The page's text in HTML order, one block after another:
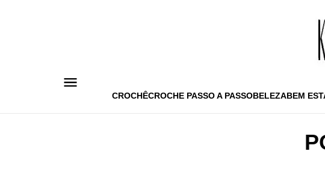
CROCHÊCROCHE PASSO A PASSOBELEZABEM